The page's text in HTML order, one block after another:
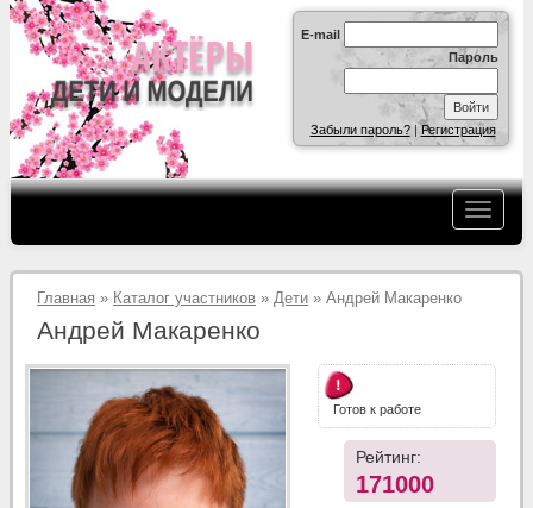
E-mail
Пароль
Забыли пароль?|Регистрация
Главная » Каталог участников » Дети » Андрей Макаренко
Андрей Макаренко
Готов к работе
Рейтинг:
171000